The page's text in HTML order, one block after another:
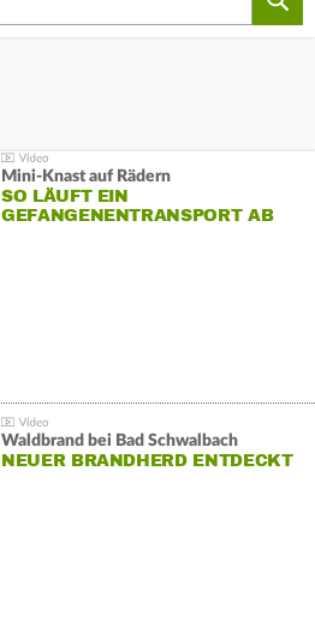
Mini-Knast auf Rädern
SO LÄUFT EIN
GEFANGENENTRANSPORT AB
Waldbrand bei Bad Schwalbach
NEUER BRANDHERD ENTDECKT